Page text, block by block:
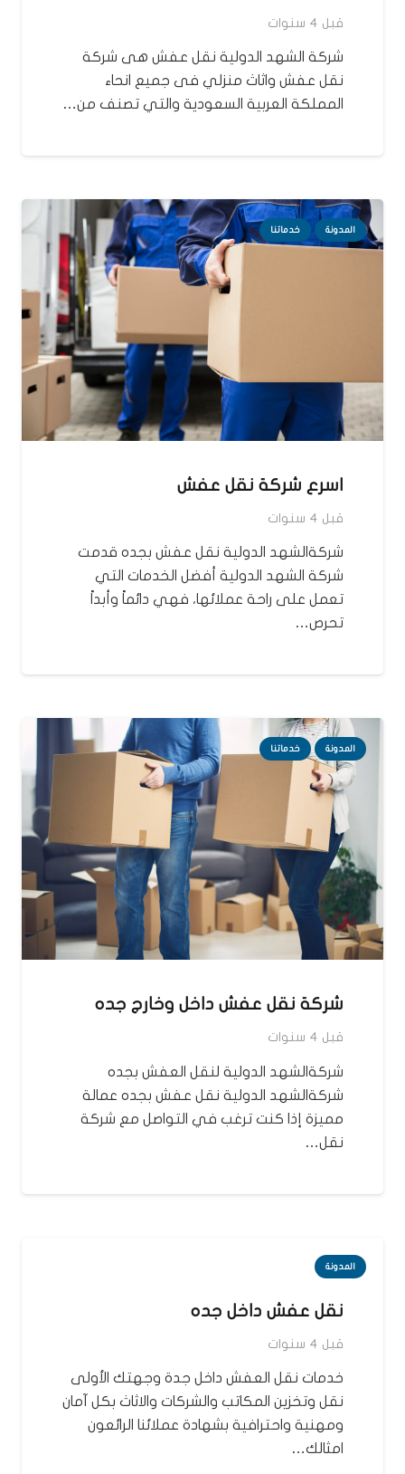
قبل 4 سنوات
شركة الشهد الدولية نقل عفش هى شركة
نقل عفش واثاث منزلي فى جميع انحاء
المملكة العربية السعودية والتي تصنف من…
المدونة خدماتنا
اسرع شركة نقل عفش
قبل 4 سنوات
شركةالشهد الدولية نقل عفش بجده قدمت
شركة الشهد الدولية أفضل الخدمات التي
تعمل على راحة عملائها، فهي دائماً وأبداً
تحرص…
المدونة خدماتنا
شركة نقل عفش داخل وخارج جده
قبل 4 سنوات
شركةالشهد الدولية لنقل العفش بجده
شركةالشهد الدولية نقل عفش بجده عمالة
مميزة إذا كنت ترغب في التواصل مع شركة
نقل…
المدونة
نقل عفش داخل جده
قبل 4 سنوات
خدمات نقل العفش داخل جدة وجهتك الأولى
نقل وتخزين المكاتب والشركات والاثاث بكل آمان
ومهنية واحترافية بشهادة عملائنا الرائعون
امثالك…